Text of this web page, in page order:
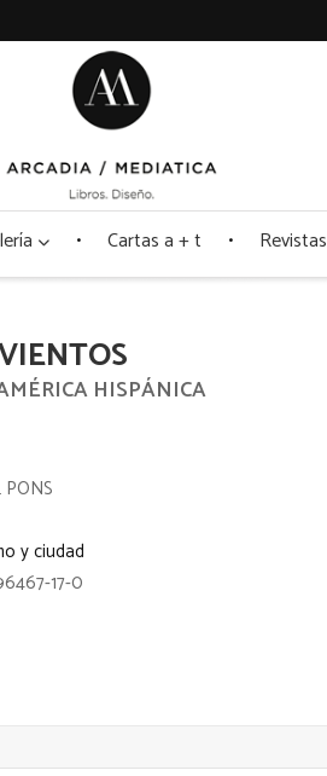
Cartas a + t Revistas
HISPÁNICA
PONS
y ciudad
17-0